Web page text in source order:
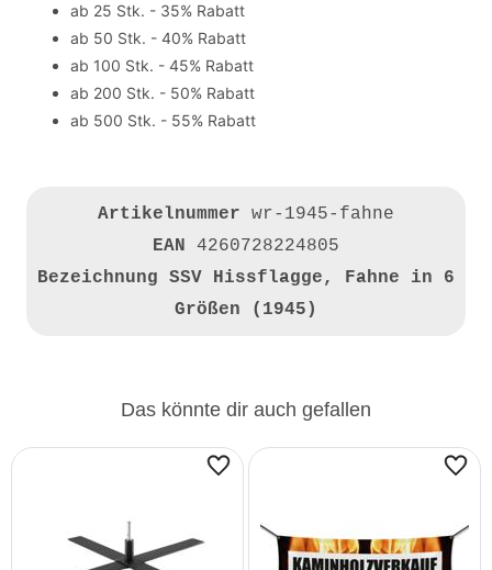
ab 25 Stk. - 35% Rabatt
ab 50 Stk. - 40% Rabatt
ab 100 Stk. - 45% Rabatt
ab 200 Stk. - 50% Rabatt
ab 500 Stk. - 55% Rabatt
Artikelnummer wr-1945-fahne
EAN 4260728224805
Bezeichnung SSV Hissflagge, Fahne in 6
Größen (1945)
Das könnte dir auch gefallen